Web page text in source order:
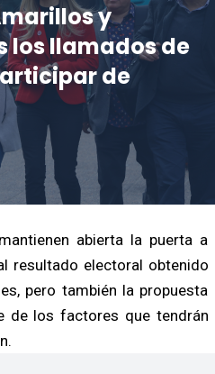
y
los llamados de
de
abierta la puerta a
resultado electoral obtenido
pero también la propuesta
de los factores que tendrán